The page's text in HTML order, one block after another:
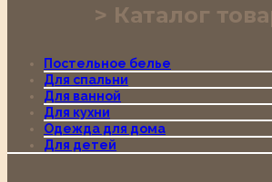
Каталог
Постельное белье
Для спальни
Для ванной
Для кухни
Одежда для дома
Для детей